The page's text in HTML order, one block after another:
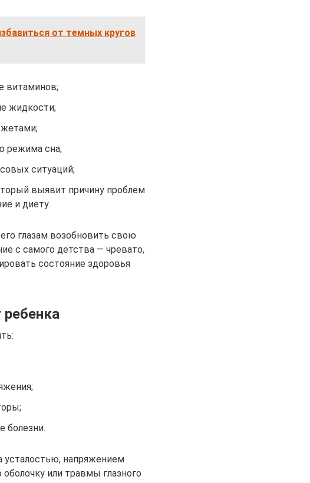
от темных кругов
витаминов;
жидкости;
режима сна;
ситуаций;
выявит причину проблем
и диету.
глазам возобновить свою
с самого детства — чревато,
состояние здоровья
болезни.
усталостью, напряжением
или травмы глазного